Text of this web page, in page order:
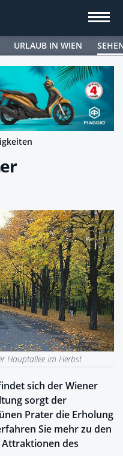
URLAUB IN WIEN
Hauptallee im Herbst
sich der Wiener
sorgt der
Prater die Erholung
Sie mehr zu den
des